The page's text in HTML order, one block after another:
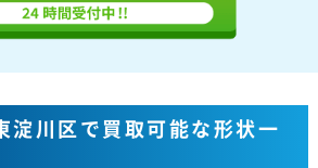
淀川区で買取可能な形状一